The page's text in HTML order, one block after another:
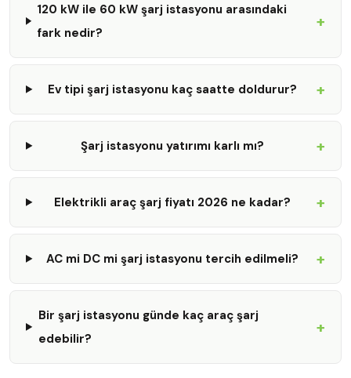
120 kW ile 60 kW şarj istasyonu arasındaki
fark nedir?
+
Ev tipi şarj istasyonu kaç saatte doldurur? +
Şarj istasyonu yatırımı karlı mı? +
Elektrikli araç şarj fiyatı 2026 ne kadar? +
AC mi DC mi şarj istasyonu tercih edilmeli? +
Bir şarj istasyonu günde kaç araç şarj
edebilir?
+